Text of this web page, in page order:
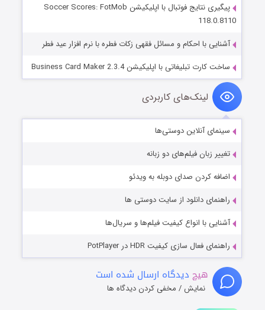
پیگیری نتایج فوتبال با اپلیکیشن Soccer Scores: FotMob
118.0.8110
آشنایی با احکام و مسائل فقهی زکات فطره با نرم افزار عید فطر
ساخت کارت تبلیغاتی با اپلیکیشن Business Card Maker 2.3.4
لینک‌های کاربردی
سینمای آنلاین دوستی‌ها
تغییر زبان فیلم‌های دو زبانه
اضافه کردن صدای دوبله به ویدئو
راهنمای دانلود از سایت دوستی ها
آشنایی با انواع کیفیت فیلم‌ها و سریال‌ها
راهنمای فعال سازی کیفیت HDR در PotPlayer
هیچ دیدگاه ارسال شده است
نمایش / مخفی کردن دیدگاه ها